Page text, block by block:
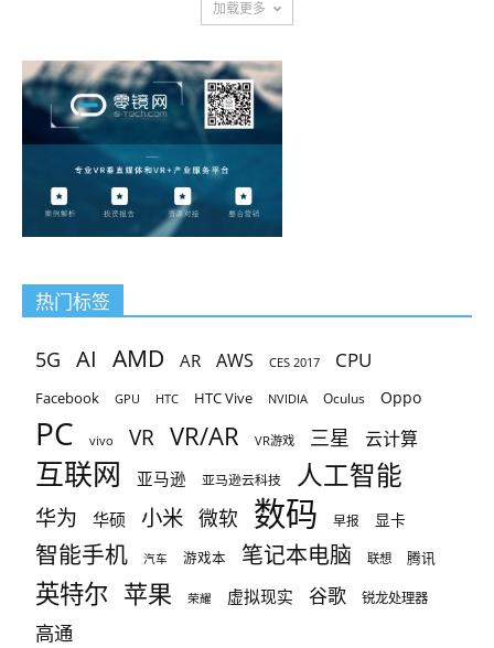
加载更多
热门标签
5G AI AMD AR AWS CES 2017 CPU
Facebook GPU HTC HTC Vive NVIDIA Oculus Oppo
PC vivo VR VR/AR VR游戏 三星 云计算
互联网 亚马逊 亚马逊云科技 人工智能
华为 华硕 小米 微软 数码 早报 显卡
智能手机 汽车 游戏本 笔记本电脑 联想 腾讯
英特尔 苹果 荣耀 虚拟现实 谷歌 锐龙处理器
高通